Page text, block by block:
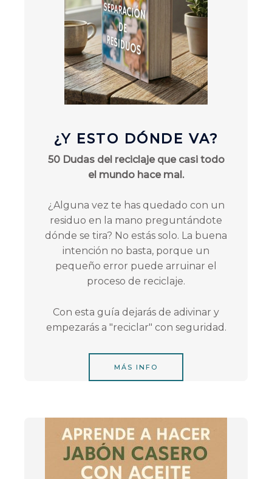
¿Y ESTO DÓNDE VA?
50 Dudas del reciclaje que casi todo
el mundo hace mal.
¿Alguna vez te has quedado con un
residuo en la mano preguntándote
dónde se tira? No estás solo. La buena
intención no basta, porque un
pequeño error puede arruinar el
proceso de reciclaje.
Con esta guía dejarás de adivinar y
empezarás a "reciclar" con seguridad.
MÁS INFO